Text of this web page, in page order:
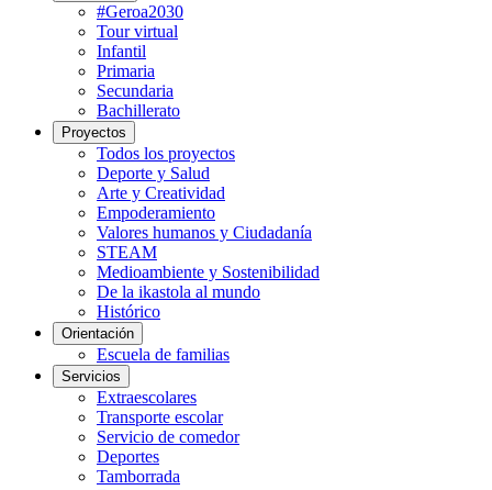
#Geroa2030
Tour virtual
Infantil
Primaria
Secundaria
Bachillerato
Proyectos
Todos los proyectos
Deporte y Salud
Arte y Creatividad
Empoderamiento
Valores humanos y Ciudadanía
STEAM
Medioambiente y Sostenibilidad
De la ikastola al mundo
Histórico
Orientación
Escuela de familias
Servicios
Extraescolares
Transporte escolar
Servicio de comedor
Deportes
Tamborrada